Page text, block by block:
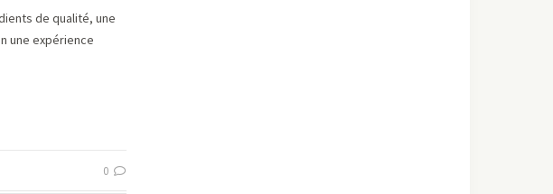
de qualité, une
une expérience
0